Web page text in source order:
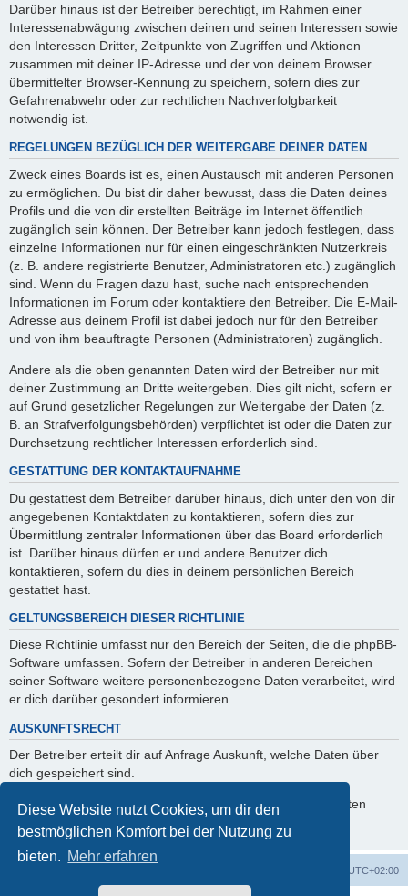
Diese Website nutzt Cookies, um dir den
bestmöglichen Komfort bei der Nutzung zu
bieten. Mehr erfahren
Darüber hinaus ist der Betreiber berechtigt, im Rahmen einer
Interessenabwägung zwischen deinen und seinen Interessen sowie
den Interessen Dritter, Zeitpunkte von Zugriffen und Aktionen
zusammen mit deiner IP-Adresse und der von deinem Browser
übermittelter Browser-Kennung zu speichern, sofern dies zur
Gefahrenabwehr oder zur rechtlichen Nachverfolgbarkeit
notwendig ist.
REGELUNGEN BEZÜGLICH DER WEITERGABE DEINER DATEN
Zweck eines Boards ist es, einen Austausch mit anderen Personen
zu ermöglichen. Du bist dir daher bewusst, dass die Daten deines
Profils und die von dir erstellten Beiträge im Internet öffentlich
zugänglich sein können. Der Betreiber kann jedoch festlegen, dass
einzelne Informationen nur für einen eingeschränkten Nutzerkreis
(z. B. andere registrierte Benutzer, Administratoren etc.) zugänglich
sind. Wenn du Fragen dazu hast, suche nach entsprechenden
Informationen im Forum oder kontaktiere den Betreiber. Die E-Mail-
Adresse aus deinem Profil ist dabei jedoch nur für den Betreiber
und von ihm beauftragte Personen (Administratoren) zugänglich.
Andere als die oben genannten Daten wird der Betreiber nur mit
deiner Zustimmung an Dritte weitergeben. Dies gilt nicht, sofern er
auf Grund gesetzlicher Regelungen zur Weitergabe der Daten (z.
B. an Strafverfolgungsbehörden) verpflichtet ist oder die Daten zur
Durchsetzung rechtlicher Interessen erforderlich sind.
GESTATTUNG DER KONTAKTAUFNAHME
Du gestattest dem Betreiber darüber hinaus, dich unter den von dir
angegebenen Kontaktdaten zu kontaktieren, sofern dies zur
Übermittlung zentraler Informationen über das Board erforderlich
ist. Darüber hinaus dürfen er und andere Benutzer dich
kontaktieren, sofern du dies in deinem persönlichen Bereich
gestattet hast.
GELTUNGSBEREICH DIESER RICHTLINIE
Diese Richtlinie umfasst nur den Bereich der Seiten, die die phpBB-
Software umfassen. Sofern der Betreiber in anderen Bereichen
seiner Software weitere personenbezogene Daten verarbeitet, wird
er dich darüber gesondert informieren.
AUSKUNFTSRECHT
Der Betreiber erteilt dir auf Anfrage Auskunft, welche Daten über
dich gespeichert sind.
Du kannst jederzeit die Löschung bzw. Sperrung deiner Daten
verlangen. Kontaktiere hierzu bitte den Betreiber.
UTC+02:00